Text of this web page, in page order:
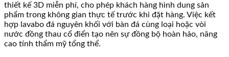
thiết kế 3D miễn phí, cho phép khách hàng hình dung sản
phẩm trong không gian thực tế trước khi đặt hàng. Việc kết
hợp lavabo đá nguyên khối với bàn đá cùng loại hoặc vòi
nước đồng thau cổ điển tạo nên sự đồng bộ hoàn hảo, nâng
cao tính thẩm mỹ tổng thể.